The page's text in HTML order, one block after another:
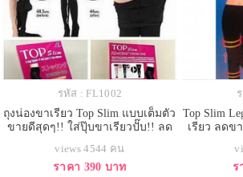
รหัส : FL1002
ถุงน่องขาเรียว Top Slim แบบเต็มตัว
ขายดีสุดๆ!! ใส่ปุ๊บขาเรียวปั๊บ!! ลด
กระชับ เนื้อหนา ซักบ่อยได้เลย ใส่
เป็นเลกกิ้งออกจากบ้านได้ กันหนาว
views 4544 คน
ราคา 390 บาท
Top Slim
เรียว ลดข
100% หา
น่องขาเรีย
ร